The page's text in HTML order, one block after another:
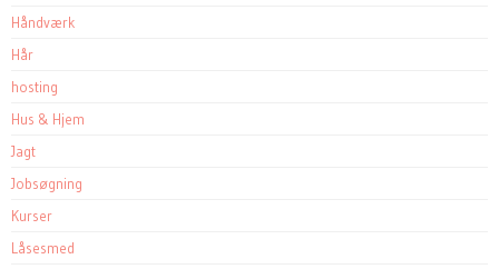
Håndværk
Hår
hosting
Hus & Hjem
Jagt
Jobsøgning
Kurser
Låsesmed